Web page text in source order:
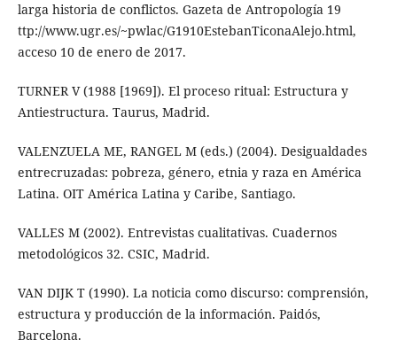
larga historia de conflictos. Gazeta de Antropología 19
ttp://www.ugr.es/~pwlac/G1910EstebanTiconaAlejo.html,
acceso 10 de enero de 2017.
TURNER V (1988 [1969]). El proceso ritual: Estructura y
Antiestructura. Taurus, Madrid.
VALENZUELA ME, RANGEL M (eds.) (2004). Desigualdades
entrecruzadas: pobreza, género, etnia y raza en América
Latina. OIT América Latina y Caribe, Santiago.
VALLES M (2002). Entrevistas cualitativas. Cuadernos
metodológicos 32. CSIC, Madrid.
VAN DIJK T (1990). La noticia como discurso: comprensión,
estructura y producción de la información. Paidós,
Barcelona.